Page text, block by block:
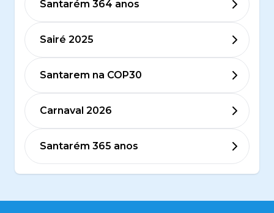
Santarém 364 anos
Sairé 2025
Santarem na COP30
Carnaval 2026
Santarém 365 anos